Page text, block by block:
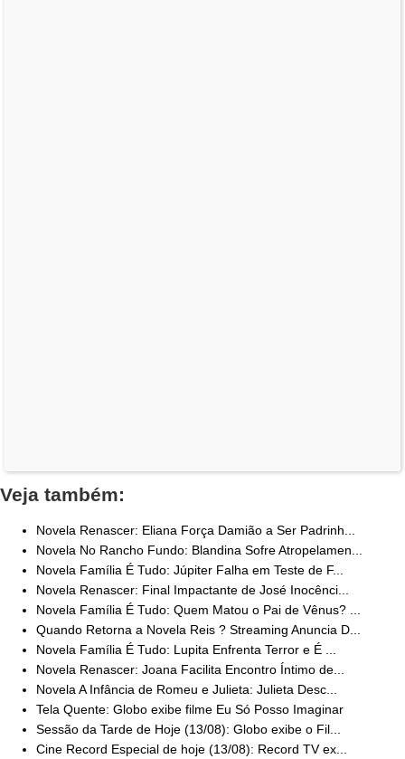
Veja também:
Novela Renascer: Eliana Força Damião a Ser Padrinh...
Novela No Rancho Fundo: Blandina Sofre Atropelamen...
Novela Família É Tudo: Júpiter Falha em Teste de F...
Novela Renascer: Final Impactante de José Inocênci...
Novela Família É Tudo: Quem Matou o Pai de Vênus? ...
Quando Retorna a Novela Reis ? Streaming Anuncia D...
Novela Família É Tudo: Lupita Enfrenta Terror e É ...
Novela Renascer: Joana Facilita Encontro Íntimo de...
Novela A Infância de Romeu e Julieta: Julieta Desc...
Tela Quente: Globo exibe filme Eu Só Posso Imaginar
Sessão da Tarde de Hoje (13/08): Globo exibe o Fil...
Cine Record Especial de hoje (13/08): Record TV ex...